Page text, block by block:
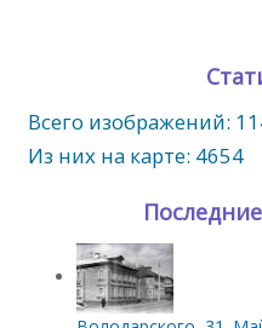
Всего изображений:
Из них на карте: 4654